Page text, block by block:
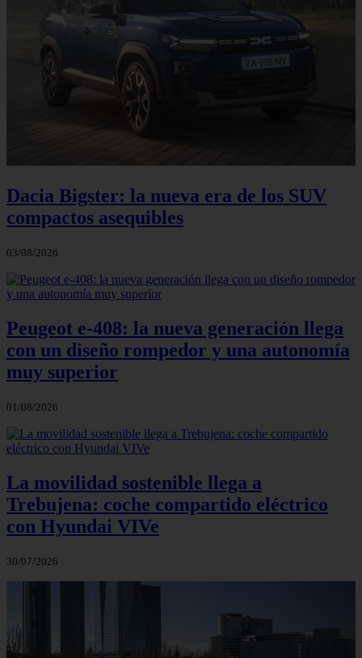
Dacia Bigster: la nueva era de los SUV
compactos asequibles
03/08/2026
Peugeot e-408: la nueva generación llega
con un diseño rompedor y una autonomía
muy superior
01/08/2026
La movilidad sostenible llega a
Trebujena: coche compartido eléctrico
con Hyundai VIVe
30/07/2026